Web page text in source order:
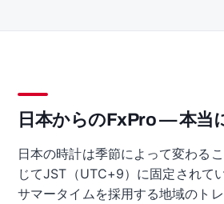
日本からのFxPro — 本当
日本の時計は季節によって変わる
じてJST（UTC+9）に固定されて
サマータイムを採用する地域のトレ